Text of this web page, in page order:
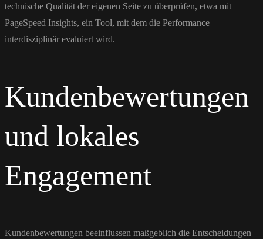
technische Qualität der eigenen Seite zu überprüfen, etwa mit
PageSpeed Insights, ein Tool, mit dem die Performance
interdisziplinär evaluiert wird.
Kundenbewertungen
und lokales
Engagement
Kundenbewertungen beeinflussen maßgeblich die Entscheidungen